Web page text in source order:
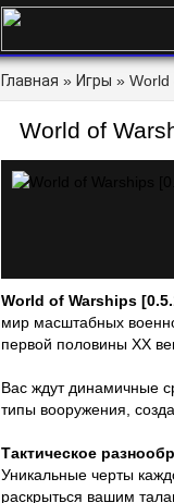
Главная » Игры » World
World of
World of Warships
мир масштабных
первой половины ХХ
Вас ждут динамичные
типы вооружения,
Тактическое
Уникальные черты
раскрыться вашим